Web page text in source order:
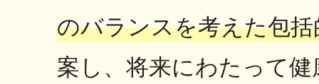
のバランスを考えた包
案し、将来にわたって